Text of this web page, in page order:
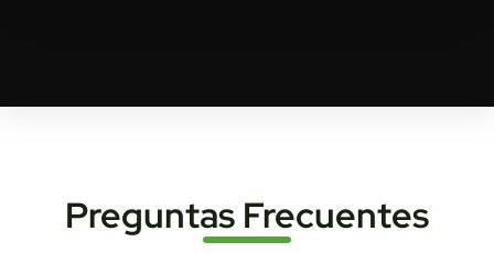
Preguntas Frecuentes